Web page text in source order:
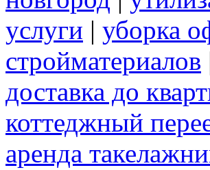
услуги | уборка
стройматериалов
доставка до
коттеджный
аренда